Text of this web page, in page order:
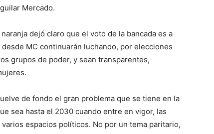
Mercado.
dejó claro que el voto de la bancada es a
MC continuarán luchando, por elecciones
grupos de poder, y sean transparentes,
de fondo el gran problema que se tiene en la
sea hasta el 2030 cuando entre en vigor, las
espacios políticos. No por un tema paritario,